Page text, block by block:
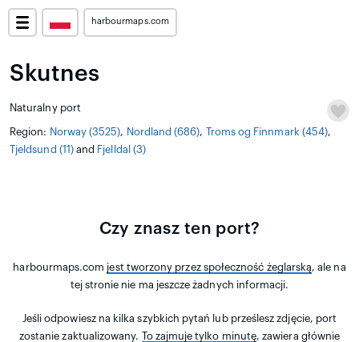
harbourmaps.com
Skutnes
Naturalny port
Region: Norway (3525), Nordland (686), Troms og Finnmark (454),
Tjeldsund (11)and Fjelldal (3)
Czy znasz ten port?
harbourmaps.com jest tworzony przez społeczność żeglarską, ale na
tej stronie nie ma jeszcze żadnych informacji.
Jeśli odpowiesz na kilka szybkich pytań lub prześlesz zdjęcie, port
zostanie zaktualizowany. To zajmuje tylko minutę, zawiera głównie